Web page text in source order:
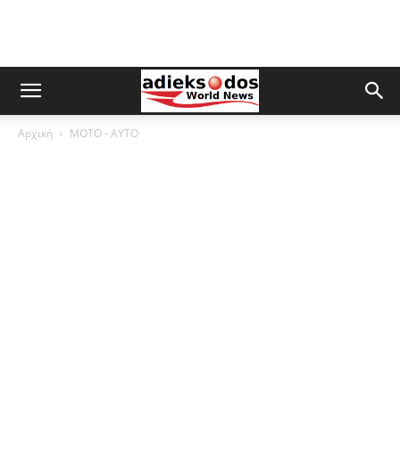
Αρχική ΜOTO - AYTO